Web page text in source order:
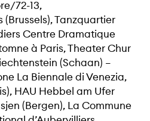
72-13,
Tanzquartier
Centre Dramatique
à Paris, Theater Chur
(Schaan) –
La Biennale di Venezia,
HAU Hebbel am Ufer
(Bergen), La Commune